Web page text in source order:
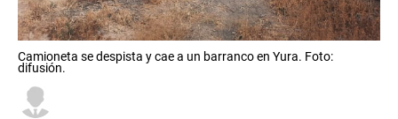
Camioneta se despista y cae a un barranco en Yura. Foto:
difusión.